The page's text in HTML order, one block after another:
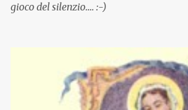
gioco del silenzio.... :-)